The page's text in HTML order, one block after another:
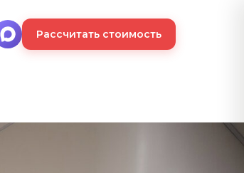
Рассчитать стоимость